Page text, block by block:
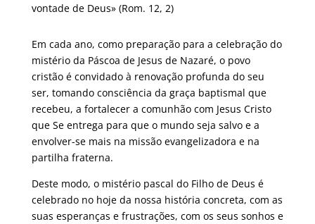
vontade de Deus» (Rom. 12, 2)
Em cada ano, como preparação para a celebração do
mistério da Páscoa de Jesus de Nazaré, o povo
cristão é convidado à renovação profunda do seu
ser, tomando consciência da graça baptismal que
recebeu, a fortalecer a comunhão com Jesus Cristo
que Se entrega para que o mundo seja salvo e a
envolver-se mais na missão evangelizadora e na
partilha fraterna.
Deste modo, o mistério pascal do Filho de Deus é
celebrado no hoje da nossa história concreta, com as
suas esperanças e frustrações, com os seus sonhos e